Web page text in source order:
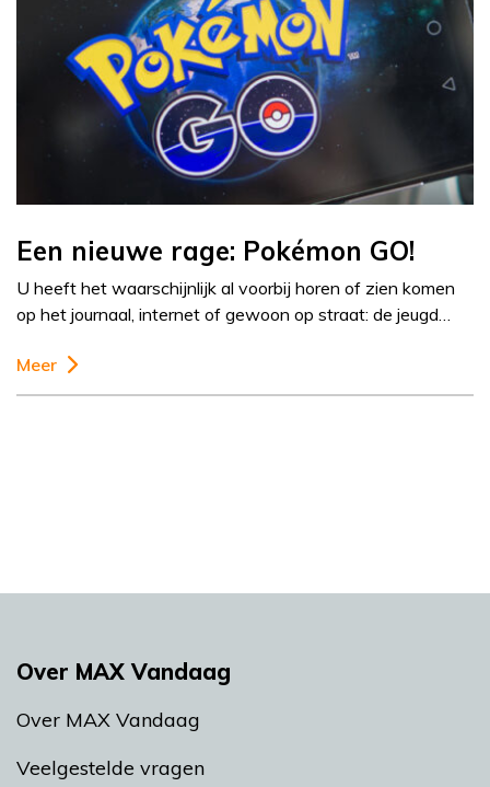
Een nieuwe rage: Pokémon GO!
U heeft het waarschijnlijk al voorbij horen of zien komen
op het journaal, internet of gewoon op straat: de jeugd…
Meer
Over MAX Vandaag
Over MAX Vandaag
Veelgestelde vragen